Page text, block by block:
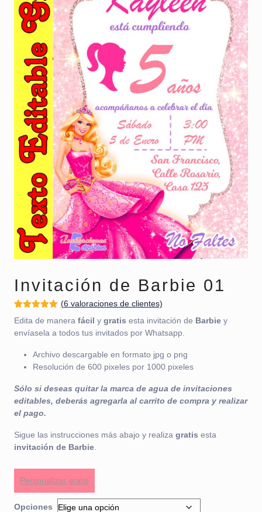
Invitación de Barbie 01
Valorado
con5.00 de
5 en base
1
cliente
(6valoraciones de clientes)
Edita de manera fácil y gratis esta invitación de Barbie y
envíasela a todos tus invitados por Whatsapp.
Archivo descargable en formato jpg o png
Resolución de 600 pixeles por 1000 pixeles
Sólo si deseas quitar la marca de agua de invitaciones
editables, deberás agregarla al carrito de compra y realizar
el pago.
Sigue las instrucciones más abajo y realiza gratis esta
invitación de Barbie
Personalizar gratis
Opciones